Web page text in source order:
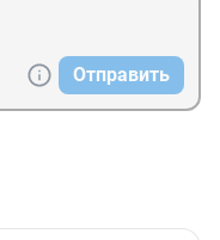
Отправить